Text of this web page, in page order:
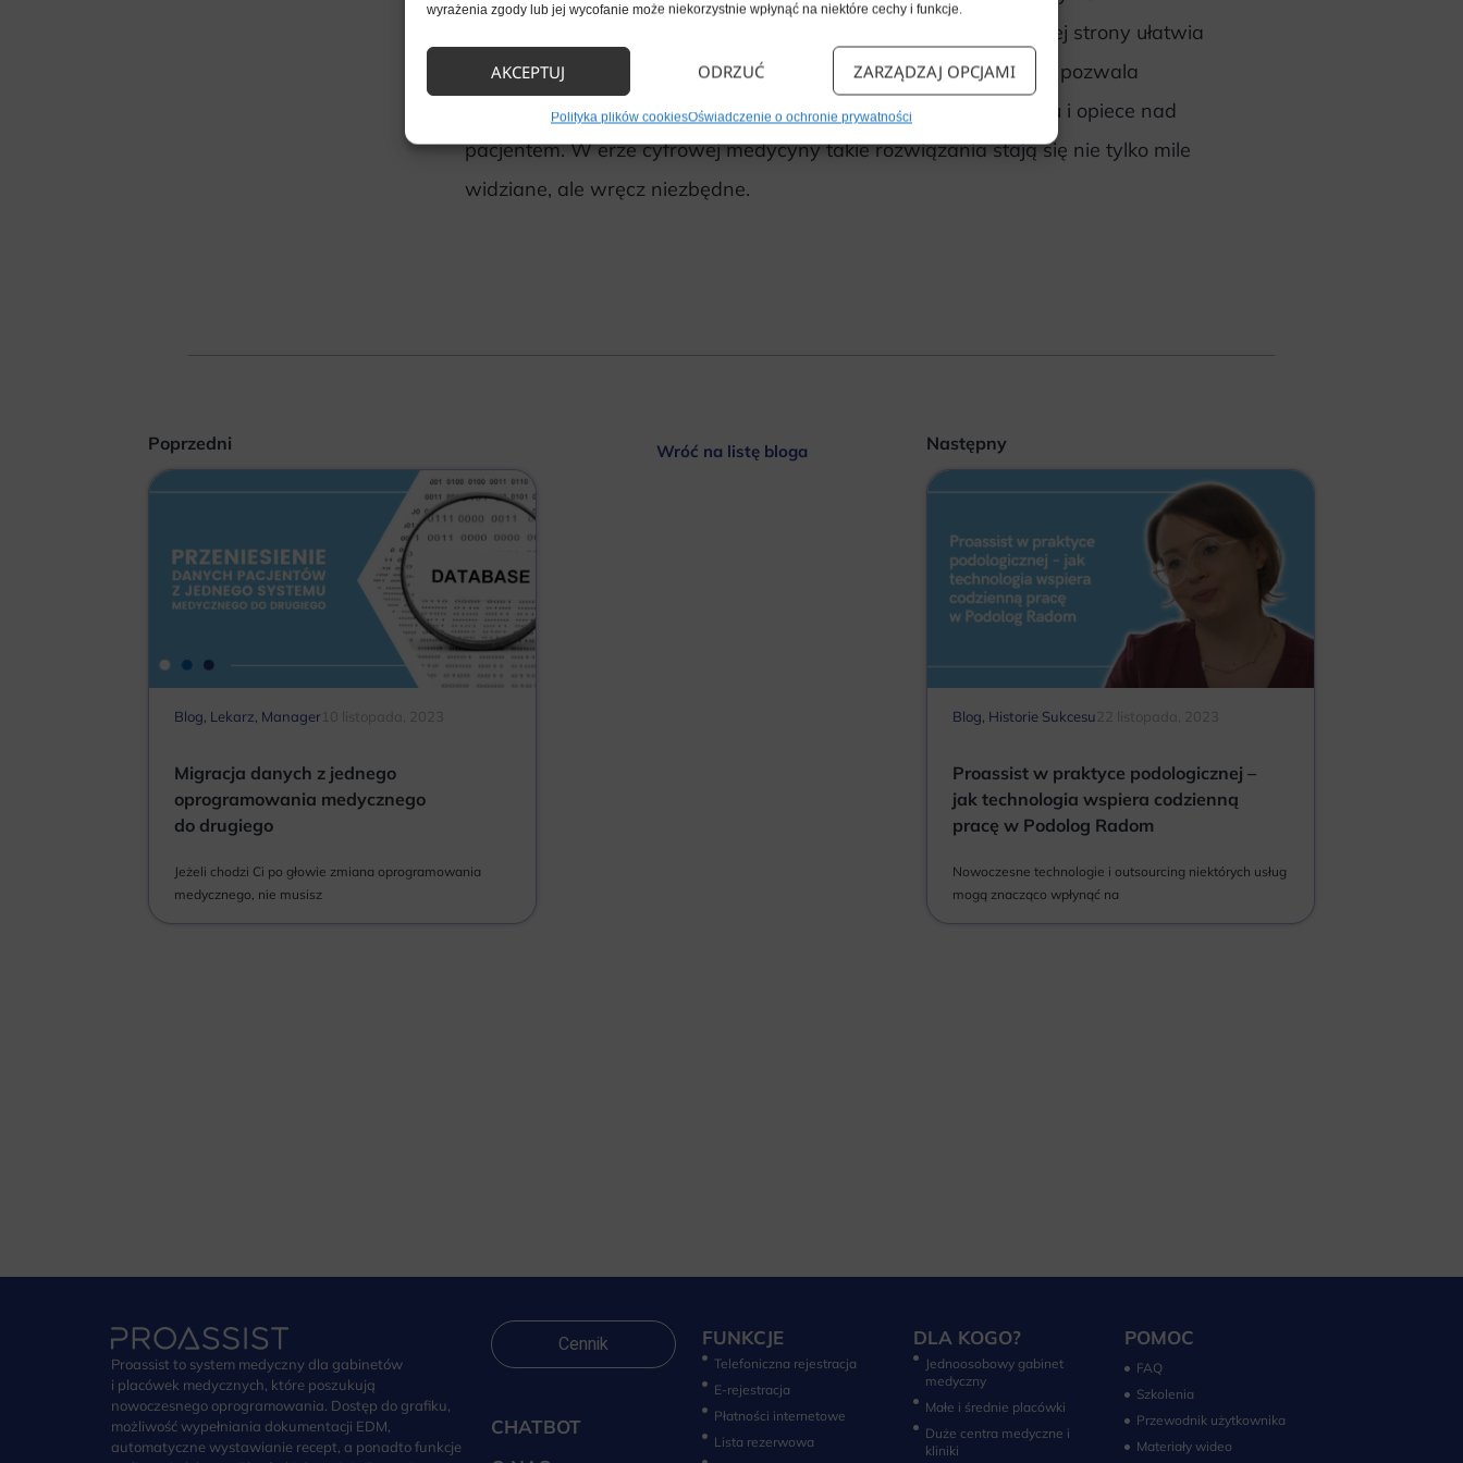
wyrażenia zgody lub jej wycofanie może niekorzystnie wpłynąć na niektóre cechy i funkcje.
AKCEPTUJ ODRZUĆ ZARZĄDZAJ OPCJAMI
Polityka plików cookiesOświadczenie o ochronie prywatności
się do poprawy jakości obsługi pacjentów w GRS Medical. Z jednej strony ułatwia
pacjentom proces rejestracji i wyboru terminów wizyt, z drugiej – pozwala
specjalistom skupić się na tym, co najważniejsze, czyli na leczeniu i opiece nad
pacjentem. W erze cyfrowej medycyny takie rozwiązania stają się nie tylko mile
widziane, ale wręcz niezbędne.
Poprzedni
Blog, Lekarz, Manager10 listopada, 2023
Migracja danych z jednego
oprogramowania medycznego
do drugiego
Jeżeli chodzi Ci po głowie zmiana oprogramowania
medycznego, nie musisz
Wróć na listę bloga Następny
Blog, Historie Sukcesu22 listopada, 2023
Proassist w praktyce podologicznej –
jak technologia wspiera codzienną
pracę w Podolog Radom
Nowoczesne technologie i outsourcing niektórych usług
mogą znacząco wpłynąć na
Proassist to system medyczny dla gabinetów
i placówek medycznych, które poszukują
nowoczesnego oprogramowania. Dostęp do grafiku,
możliwość wypełniania dokumentacji EDM,
automatyczne wystawianie recept, a ponadto funkcje
Cennik
CHATBOT
FUNKCJE
Telefoniczna rejestracja
E-rejestracja
Płatności internetowe
Lista rezerwowa
DLA KOGO?
Jednoosobowy gabinet
medyczny
Małe i średnie placówki
Duże centra medyczne i
kliniki
POMOC
FAQ
Szkolenia
Przewodnik użytkownika
Materiały wideo